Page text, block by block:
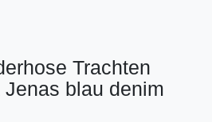
Trachten
blau denim